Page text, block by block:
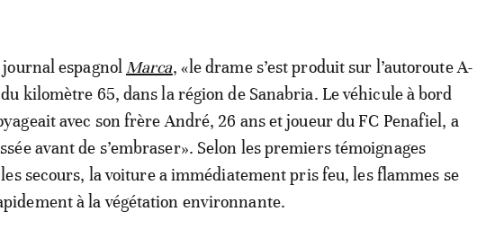
espagnol Marca, «le drame s’est produit sur l’autoroute A-
kilomètre 65, dans la région de Sanabria. Le véhicule à bord
avec son frère André, 26 ans et joueur du FC Penafiel, a
avant de s’embraser». Selon les premiers témoignages
secours, la voiture a immédiatement pris feu, les flammes se
à la végétation environnante.